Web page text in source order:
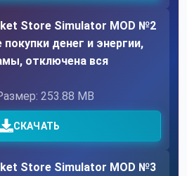
Store Simulator MOD №2
денег и энергии,
отключена вся
253.88 MB
СКАЧАТЬ
Store Simulator MOD №3